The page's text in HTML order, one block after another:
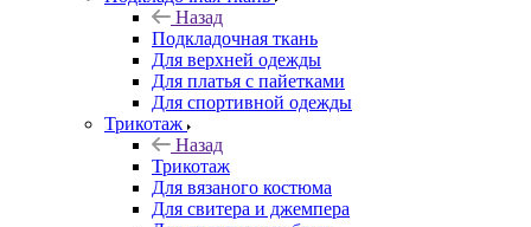
Назад
Подкладочная ткань
Для верхней одежды
Для платья с пайетками
Для спортивной одежды
Трикотаж
Назад
Трикотаж
Для вязаного костюма
Для свитера и джемпера